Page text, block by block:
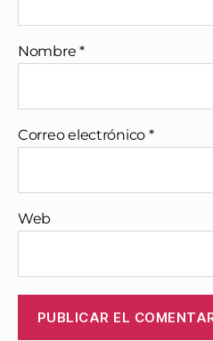
Nombre*
Correo electrónico *
Web